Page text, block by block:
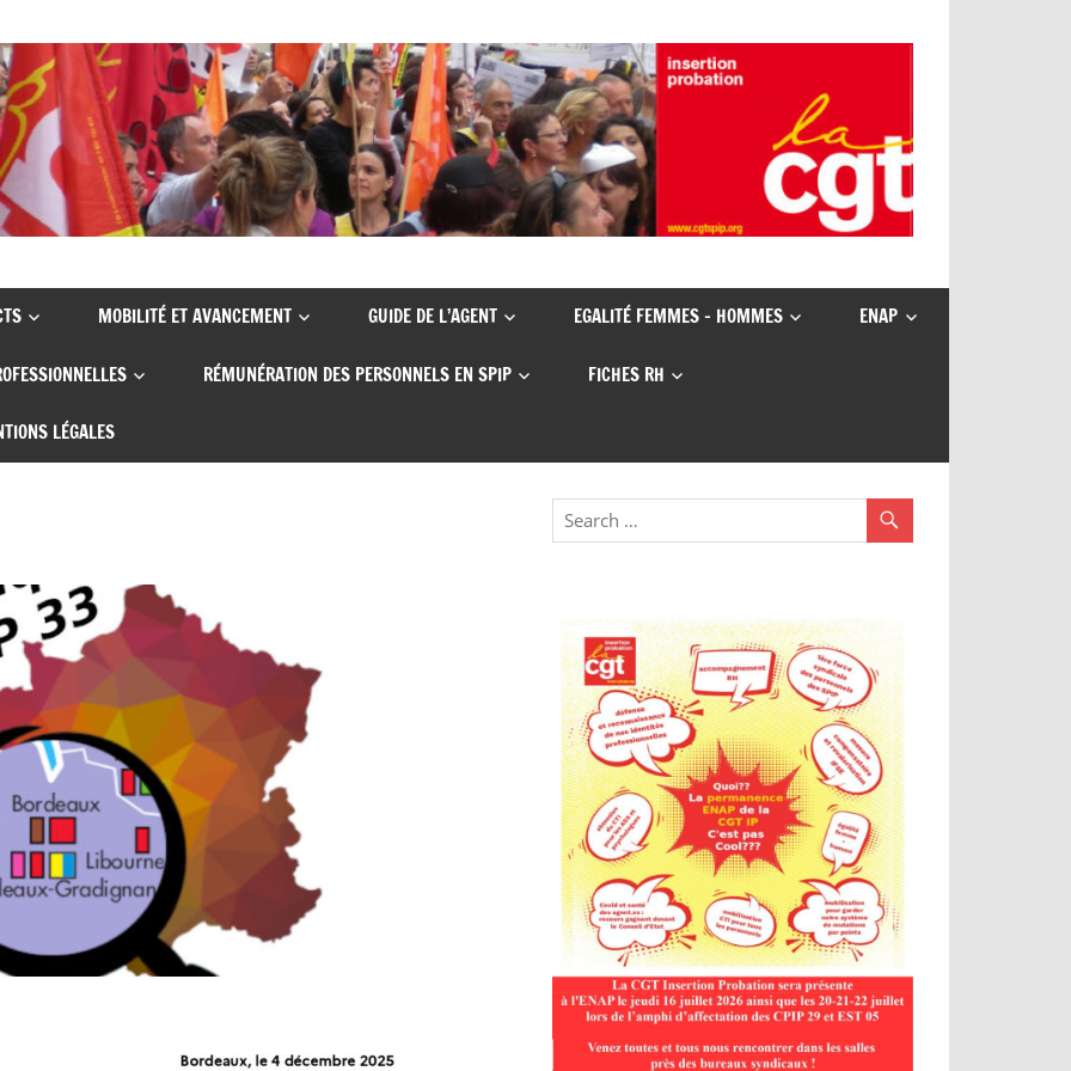
MOBILITÉ ET AVANCEMENT GUIDE DE L’AGENT EGALITÉ FEMMES – HOMMES ENAP
RÉMUNÉRATION DES PERSONNELS EN SPIP FICHES RH
LÉGALES